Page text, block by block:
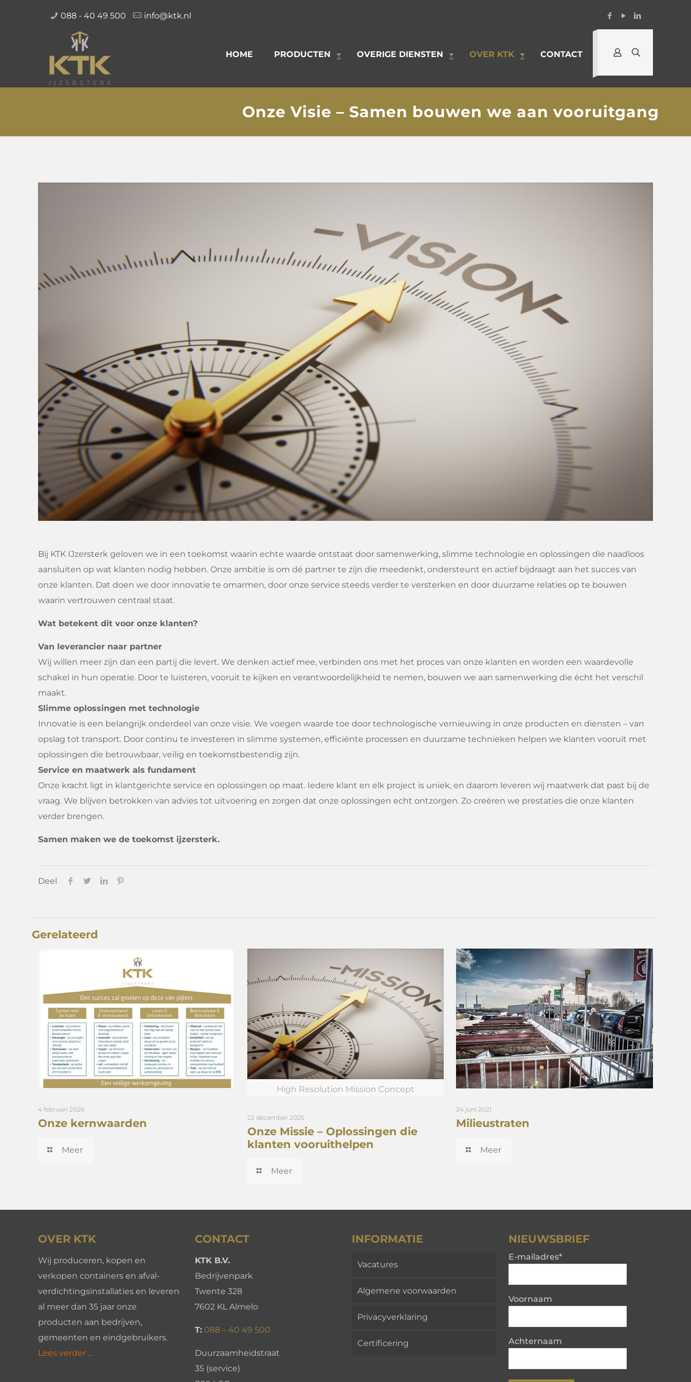
088 - 40 49 500 info@ktk.nl
HOME PRODUCTEN OVERIGE DIENSTEN OVER KTK CONTACT
Onze Visie – Samen bouwen we aan vooruitgang
Bij KTK IJzersterk geloven we in een toekomst waarin echte waarde ontstaat door samenwerking, slimme technologie en oplossingen die naadloos
aansluiten op wat klanten nodig hebben. Onze ambitie is om dé partner te zijn die meedenkt, ondersteunt en actief bijdraagt aan het succes van
onze klanten. Dat doen we door innovatie te omarmen, door onze service steeds verder te versterken en door duurzame relaties op te bouwen
waarin vertrouwen centraal staat.
Wat betekent dit voor onze klanten?
Van leverancier naar partner
Wij willen meer zijn dan een partij die levert. We denken actief mee, verbinden ons met het proces van onze klanten en worden een waardevolle
schakel in hun operatie. Door te luisteren, vooruit te kijken en verantwoordelijkheid te nemen, bouwen we aan samenwerking die écht het verschil
maakt.
Slimme oplossingen met technologie
Innovatie is een belangrijk onderdeel van onze visie. We voegen waarde toe door technologische vernieuwing in onze producten en diensten – van
opslag tot transport. Door continu te investeren in slimme systemen, efficiënte processen en duurzame technieken helpen we klanten vooruit met
oplossingen die betrouwbaar, veilig en toekomstbestendig zijn.
Service en maatwerk als fundament
Onze kracht ligt in klantgerichte service en oplossingen op maat. Iedere klant en elk project is uniek, en daarom leveren wij maatwerk dat past bij de
vraag. We blijven betrokken van advies tot uitvoering en zorgen dat onze oplossingen echt ontzorgen. Zo creëren we prestaties die onze klanten
verder brengen.
Samen maken we de toekomst ijzersterk.
Deel
Gerelateerd
4 februari 2026
Onze kernwaarden
Meer
High Resolution Mission Concept
22 december 2025
Onze Missie – Oplossingen die
klanten vooruithelpen
Meer
24 juni 2021
Milieustraten
Meer
OVER KTK
Wij produceren, kopen en
verkopen containers en afval-
verdichtingsinstallaties en leveren
al meer dan 35 jaar onze
producten aan bedrijven,
gemeenten en eindgebruikers.
Lees verder …
CONTACT
KTK B.V.
Bedrijvenpark
Twente 328
7602 KL Almelo
T: 088 – 40 49 500
Duurzaamheidstraat
35 (service)
INFORMATIE
Vacatures
Algemene voorwaarden
Privacyverklaring
Certificering
NIEUWSBRIEF
E-mailadres*
Voornaam
Achternaam